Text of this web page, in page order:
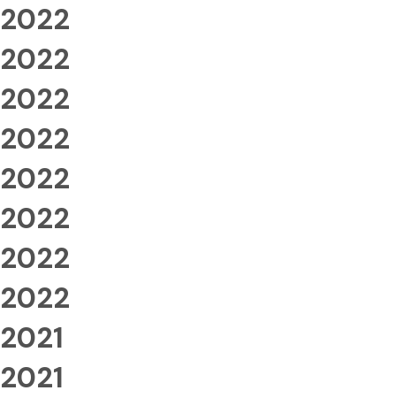
2022
2022
2022
2022
2022
2022
2022
2022
2021
2021